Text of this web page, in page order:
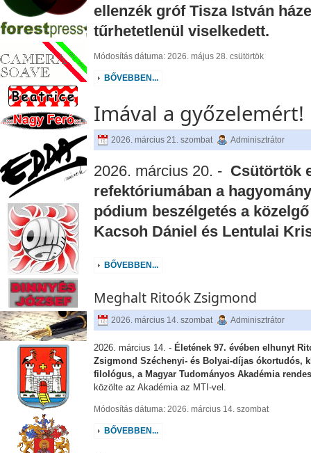
ellenzék gróf Tisza István
tűrhetetlenül viselkedett.
Módosítás dátuma: 2026. május 28. csütörtök
BŐVEBBEN...
Imával a győzelemért!
2026. március 21. szombat Adminisztrátor
2026. március 20. - Csütörtök
refektóriumában a
pódium beszélgetés a
Kacsoh Dániel és Lentulai
BŐVEBBEN...
Meghalt Ritoók Zsigmond
2026. március 14. szombat Adminisztrátor
2026. március 14. - Életének 97. évében elhunyt
Zsigmond Széchenyi- és Bolyai-díjas ókortudós,
filológus, a Magyar Tudományos Akadémia
közölte az Akadémia az MTI-vel.
Módosítás dátuma: 2026. március 14. szombat
BŐVEBBEN...